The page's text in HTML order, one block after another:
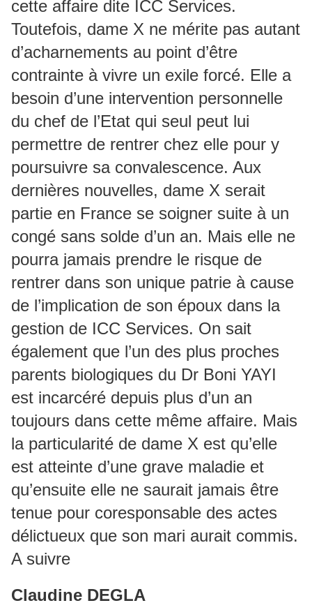
cette affaire dite ICC Services.
Toutefois, dame X ne mérite pas autant
d’acharnements au point d’être
contrainte à vivre un exile forcé. Elle a
besoin d’une intervention personnelle
du chef de l’Etat qui seul peut lui
permettre de rentrer chez elle pour y
poursuivre sa convalescence. Aux
dernières nouvelles, dame X serait
partie en France se soigner suite à un
congé sans solde d’un an. Mais elle ne
pourra jamais prendre le risque de
rentrer dans son unique patrie à cause
de l’implication de son époux dans la
gestion de ICC Services. On sait
également que l’un des plus proches
parents biologiques du Dr Boni YAYI
est incarcéré depuis plus d’un an
toujours dans cette même affaire. Mais
la particularité de dame X est qu’elle
est atteinte d’une grave maladie et
qu’ensuite elle ne saurait jamais être
tenue pour coresponsable des actes
délictueux que son mari aurait commis.
A suivre
Claudine DEGLA